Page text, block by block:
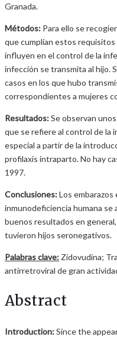
Granada.
Métodos: Para ello se
que cumplían estos requisitos
influyen en el control de la
infección se transmita al hijo.
casos en los que hubo
correspondientes a mujeres
Resultados:Se observan
que se refiere al control de la
especial a partir de la
profilaxis intraparto. No hay
1997.
Conclusiones:Los
inmunodeficiencia humana
buenos resultados en
tuvieron hijos seronegativos.
Palabras clave: Zidovudina;
antirretroviral de gran
Abstract
Introduction:Since the